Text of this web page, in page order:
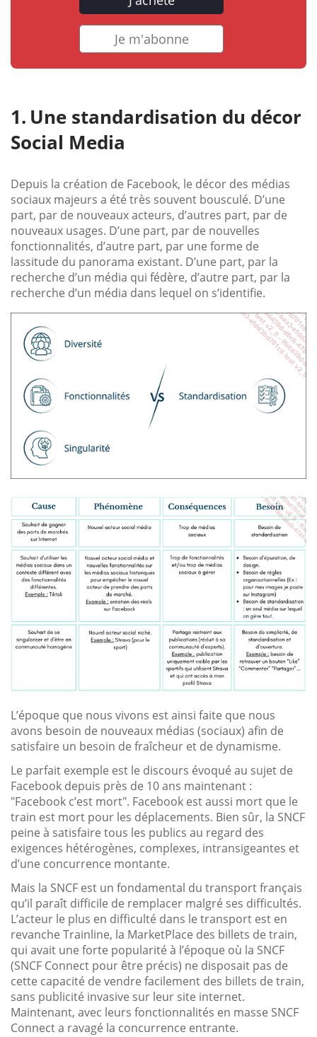
Je m'abonne
Une standardisation du décor
Social Media
Depuis la création de Facebook, le décor des médias
sociaux majeurs a été très souvent bousculé. D’une
part, par de nouveaux acteurs, d’autres part, par de
nouveaux usages. D’une part, par de nouvelles
fonctionnalités, d’autre part, par une forme de
lassitude du panorama existant. D’une part, par la
recherche d’un média qui fédère, d’autre part, par la
recherche d’un média dans lequel on s’identifie.
L’époque que nous vivons est ainsi faite que nous
avons besoin de nouveaux médias (sociaux) afin de
satisfaire un besoin de fraîcheur et de dynamisme.
Le parfait exemple est le discours évoqué au sujet de
Facebook depuis près de 10 ans maintenant :
"Facebook c’est mort". Facebook est aussi mort que le
train est mort pour les déplacements. Bien sûr, la SNCF
peine à satisfaire tous les publics au regard des
exigences hétérogènes, complexes, intransigeantes et
d’une concurrence montante.
Mais la SNCF est un fondamental du transport français
qu’il paraît difficile de remplacer malgré ses difficultés.
L’acteur le plus en difficulté dans le transport est en
revanche Trainline, la MarketPlace des billets de train,
qui avait une forte popularité à l’époque où la SNCF
(SNCF Connect pour être précis) ne disposait pas de
cette capacité de vendre facilement des billets de train,
sans publicité invasive sur leur site internet.
Maintenant, avec leurs fonctionnalités en masse SNCF
Connect a ravagé la concurrence entrante.